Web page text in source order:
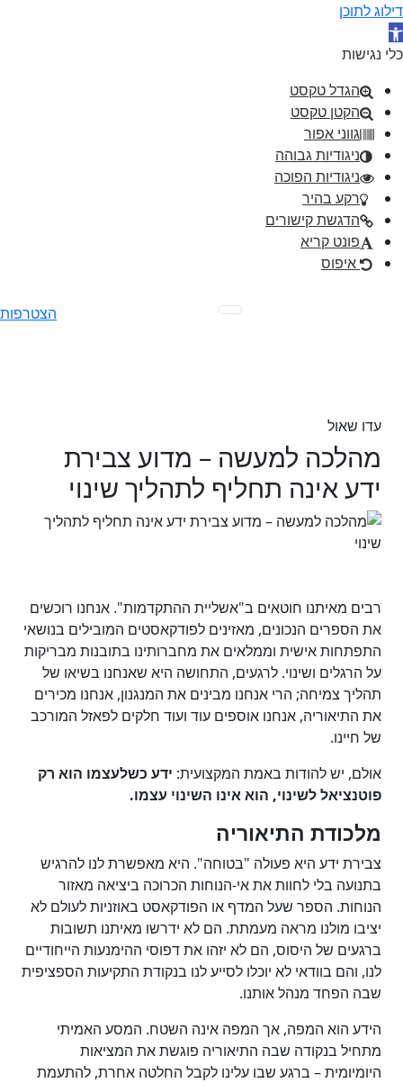
דילוג לתוכן
פתח סרגל נגישות
כלי נגישות
הגדל טקסט
הקטן טקסט
גווני אפור
ניגודיות גבוהה
ניגודיות הפוכה
רקע בהיר
הדגשת קישורים
פונט קריא
איפוס
הצטרפות
עדו שאול
מהלכה למעשה – מדוע צבירת
ידע אינה תחליף לתהליך שינוי
רבים מאיתנו חוטאים ב"אשליית ההתקדמות". אנחנו רוכשים
את הספרים הנכונים, מאזינים לפודקאסטים המובילים בנושאי
התפתחות אישית וממלאים את מחברותינו בתובנות מבריקות
על הרגלים ושינוי. לרגעים, התחושה היא שאנחנו בשיאו של
תהליך צמיחה; הרי אנחנו מבינים את המנגנון, אנחנו מכירים
את התיאוריה, אנחנו אוספים עוד ועוד חלקים לפאזל המורכב
של חיינו.
אולם, יש להודות באמת המקצועית: ידע כשלעצמו הוא רק
פוטנציאל לשינוי, הוא אינו השינוי עצמו.
מלכודת התיאוריה
צבירת ידע היא פעולה "בטוחה". היא מאפשרת לנו להרגיש
בתנועה בלי לחוות את אי-הנוחות הכרוכה ביציאה מאזור
הנוחות. הספר שעל המדף או הפודקאסט באוזניות לעולם לא
יציבו מולנו מראה מעמתת. הם לא ידרשו מאיתנו תשובות
ברגעים של היסוס, הם לא יזהו את דפוסי ההימנעות הייחודיים
לנו, והם בוודאי לא יוכלו לסייע לנו בנקודת התקיעות הספציפית
שבה הפחד מנהל אותנו.
הידע הוא המפה, אך המפה אינה השטח. המסע האמיתי
מתחיל בנקודה שבה התיאוריה פוגשת את המציאות
היומיומית – ברגע שבו עלינו לקבל החלטה אחרת, להתעמת